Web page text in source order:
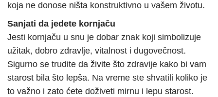
koja ne donose ništa konstruktivno u vašem životu.
Sanjati da jedete kornjaču
Jesti kornjaču u snu je dobar znak koji simbolizuje
užitak, dobro zdravlje, vitalnost i dugovečnost.
Sigurno se trudite da živite što zdravije kako bi vam
starost bila što lepša. Na vreme ste shvatili koliko je
to važno i zato ćete doživeti mirnu i lepu starost.